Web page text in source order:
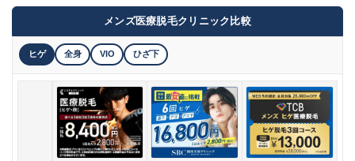
メンズ医療脱毛クリニック比較
ヒゲ 全身 VIO ひざ下